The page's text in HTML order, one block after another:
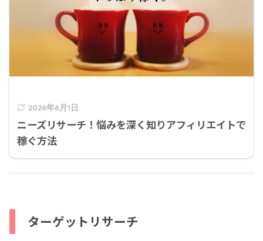
2026年6月1日
ニーズリサーチ！悩みを深く知りアフィリエイトで
稼ぐ方法
ターゲットリサーチ